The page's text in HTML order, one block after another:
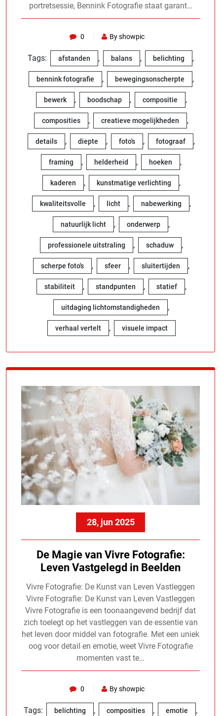
portretsessie, Bennink Fotografie staat garant…
0 By showpic
Tags: afstanden , balans , belichting ,
bennink fotografie , bewegingsonscherpte ,
bewerk , boodschap , compositie ,
composities , creatieve mogelijkheden ,
details , diepte , foto's , fotograaf ,
framing , helderheid , hoeken ,
kaderen , kunstmatige verlichting ,
kwaliteitsvolle , licht , nabewerking ,
natuurlijk licht , onderwerp ,
professionele uitstraling , schaduw ,
scherpe foto's , sfeer , sluitertijden ,
stabiliteit , standpunten , statief ,
uitdaging lichtomstandigheden ,
verhaal vertelt , visuele impact
28, jun 2025
De Magie van Vivre Fotografie:
Leven Vastgelegd in Beelden
Vivre Fotografie: De Kunst van Leven Vastleggen
Vivre Fotografie: De Kunst van Leven Vastleggen
Vivre Fotografie is een toonaangevend bedrijf dat
zich toelegt op het vastleggen van de essentie van
het leven door middel van fotografie. Met een uniek
oog voor detail en emotie, weet Vivre Fotografie
momenten vast te…
0 By showpic
Tags: belichting , composities , emotie ,